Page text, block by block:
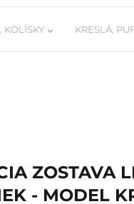
KOLÍSKY KRESLÁ,
ZOSTAVA
- MODEL